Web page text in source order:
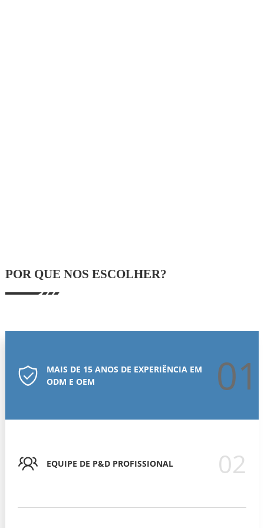
POR QUE NOS ESCOLHER?
MAIS DE 15 ANOS DE EXPERIÊNCIA EM
ODM E OEM
01
EQUIPE DE P&D PROFISSIONAL 02